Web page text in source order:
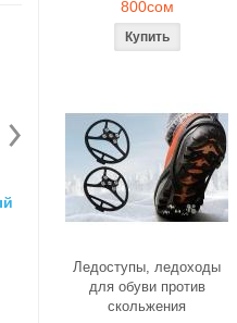
Загуститель волос
27гр
800сом
Ледоступы, ледоходы
для обуви против
скольжения